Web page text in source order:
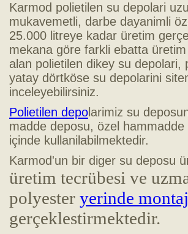
Karmod polietilen su depolari
mukavemetli, darbe dayanimli
25.000 litreye kadar üretim
mekana göre farkli ebatta
alan polietilen dikey su depolari,
yatay dörtköse su depolarini
inceleyebilirsiniz.
Polietilen depo larimiz su
madde deposu, özel
içinde kullanilabilmektedir.
Karmod'un bir diger su deposu
üretim tecrübesi ve
polyester yerinde montaj
gerçeklestirmektedir.